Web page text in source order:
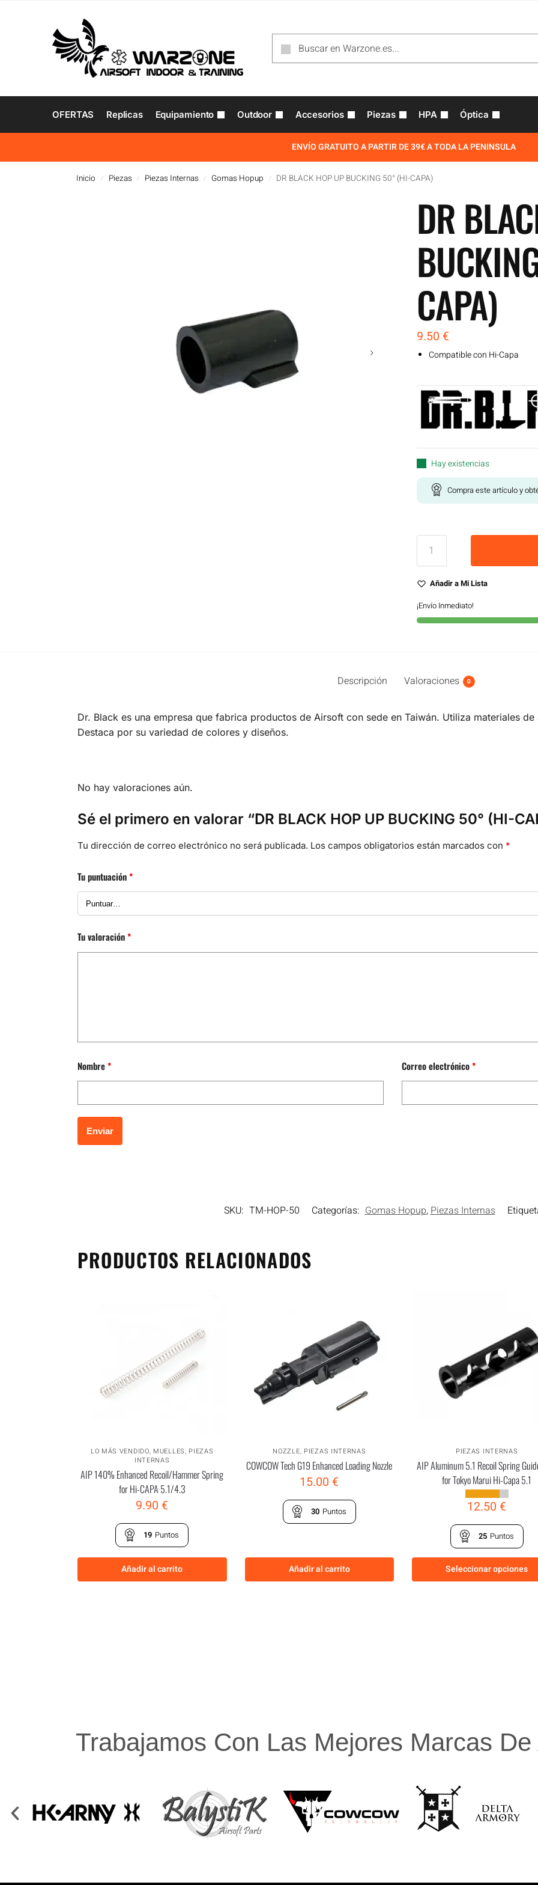
OFERTAS Replicas Equipamiento Outdoor Accesorios Piezas HPA Óptica
ENVÍO GRATUITO A PARTIR DE 39€ A TODA LA PENINSULA
Inicio / Piezas / Piezas Internas / Gomas Hopup / DR BLACK HOP UP BUCKING 50° (HI-CAPA)
DR
CAPA)
9.50 €
Compatible con Hi-Capa
Hay existencias
Compra este artículo y
Añadir a Mi Lista
¡Envío Inmediato!
Descripción Valoraciones 0
Dr. Black es una empresa que fabrica productos de Airsoft con sede en Taiwán. Utiliza materiales
Destaca por su variedad de colores y diseños.
No hay valoraciones aún.
Sé el primero en valorar “DR BLACK HOP UP BUCKING 50° (HI-
Tu dirección de correo electrónico no será publicada. Los campos obligatorios están marcados con *
Tu puntuación*
Tu valoración*
Nombre* Correo electrónico*
SKU: TM-HOP-50 Categorías: Gomas Hopup,Piezas Internas
PRODUCTOS RELACIONADOS
LO MÁS VENDIDO, MUELLES, PIEZAS
INTERNAS
AIP 140% Enhanced Recoil/Hammer Spring
for Hi-CAPA 5.1/4.3
9.90 €
19 Puntos
Añadir al carrito
NOZZLE, PIEZAS INTERNAS
COWCOW Tech G19 Enhanced Loading Nozzle
15.00 €
30 Puntos
Añadir al carrito
PIEZAS INTERNAS
AIP Aluminum 5.1 Recoil Spring
for Tokyo Marui Hi-Capa 5.1
12.50 €
25 Puntos
Seleccionar opciones
Trabajamos Con Las Mejores Marcas